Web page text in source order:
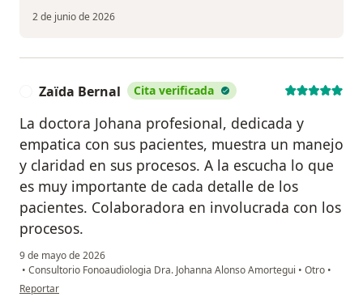
2 de junio de 2026
Zaïda Bernal Cita verificada
La doctora Johana profesional, dedicada y
empatica con sus pacientes, muestra un manejo
y claridad en sus procesos. A la escucha lo que
es muy importante de cada detalle de los
pacientes. Colaboradora en involucrada con los
procesos.
9 de mayo de 2026
• Consultorio Fonoaudiologia Dra. Johanna Alonso Amortegui • Otro •
en opinión del usuario Zaïda Bernal
Reportar